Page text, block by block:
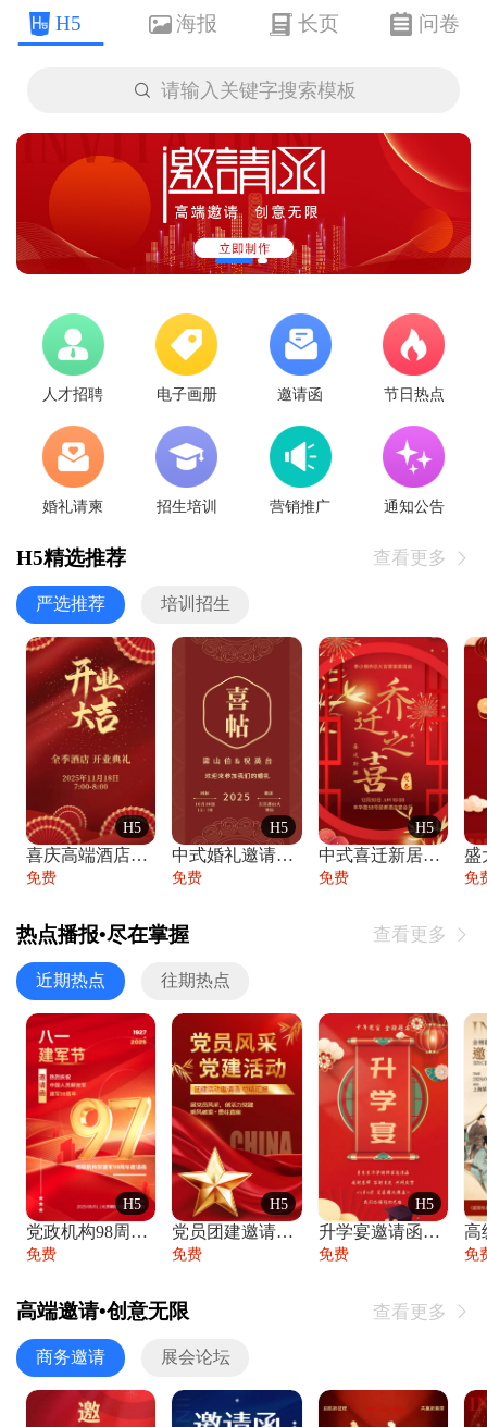
H5 海报 长页 问卷
 请输入关键字搜索模板
人才招聘 电子画册 邀请函 节日热点
婚礼请柬 招生培训 营销推广 通知公告
H5精选推荐 查看更多 
严选推荐 培训招生
H5
喜庆高端酒店开业大吉邀请函
免费
H5
中式婚礼邀请函中国风传统复古婚礼请柬请帖
免费
H5
中式喜迁新居乔迁之喜邀请函宴会请帖
免费 免
热点播报•尽在掌握 查看更多 
近期热点 往期热点
H5
党政机构98周年八一建军节庆祝晚会活动邀
免费
H5
党员团建邀请函党建活动风采党会工作汇报总
免费
H5
升学宴邀请函喜报金榜题名高端谢师宴邀请函
免费 免
高端邀请•创意无限 查看更多 
商务邀请 展会论坛